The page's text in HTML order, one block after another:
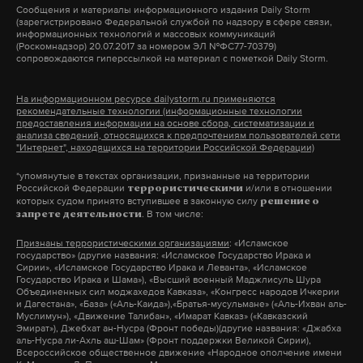
для голосования, вне помещений (на дому), на
территориях и в местах, пригодных для
проведения голосования (придворовые
места), а также досрочное голосование групп
избирателей, проживающих на отдаленных
территориях.
Ранее источникDaily Stormотметил, что практика
голосования по Конституции показала: явка
поэтому избирательное законодательство нужно
модернизировать. Опыт общероссийского
голосования по Конституции впервые применят
на выборах в Госдуму 2021 года. В профильном
комитете Госдумы по контролю и регламенту
подчеркнули, что нововведение пока не затронет
Актеру грозит от пяти до 12 лет колонии
20 июля 2020
Ефремову предъявлено обвинение в нарушении
правил дорожного движения, повлекшем по
неосторожности смерть человека и совершенном
в состоянии опьянения. Ему грозит от 5 до 12 лет
колонии. По данным прокуратуры, артист перед
аварией употреблял наркотические вещества и
спиртное. Материалы по уголовному делу
Ефремова поступили в Пресненский суд столицы.
Предварительное слушаниеназначенона 29
июля.
VK
Бизнесмен напомнил, что фонд Билла и Мелинды
Гейтс пожертвовал 250 миллионов долларов на
борьбу с пандемией.«Все просто
переворачивается с ног на голову»,— уточнил
он.
Сообщения и материалы информационного издания Daily Storm
(зарегистрировано Федеральной службой по надзору в сфере связи,
информационных технологий и массовых коммуникаций
(Роскомнадзор) 20.07.2017 за номером ЭЛ №ФС77-70379)
сопровождаются гиперссылкой на материал с пометкой Daily Storm.
На информационном ресурсе dailystorm.ru применяются
рекомендательные технологии (информационные технологии
предоставления информации на основе сбора, систематизации и
анализа сведений, относящихся к предпочтениям пользователей сети
"Интернет", находящихся на территории Российской Федерации)
*упомянутые в текстах организации, признанные на территории
Российской Федерации террористическими и/или в отношении
которых судом принято вступившее в законную силу решение о
запрете деятельности. В том числе:
Признаны террористическими организациями: «Исламское
государство» (другие названия: «Исламское Государство Ирака и
Сирии», «Исламское Государство Ирака и Леванта», «Исламское
Государство Ирака и Шама»), «Высший военный Маджлисуль Шура
Объединенных сил моджахедов Кавказа», «Конгресс народов Ичкерии
и Дагестана», «База» («Аль-Каида»),«Братья-мусульмане» («Аль-Ихван аль-
Муслимун»), «Движение Талибан», «Имарат Кавказ» («Кавказский
Эмират»), Джебхат ан-Нусра (Фронт победы)(другие названия: «Джабха
аль-Нусра ли-Ахль аш-Шам» (Фронт поддержки Великой Сирии),
Всероссийское общественное движение «Народное ополчение имени